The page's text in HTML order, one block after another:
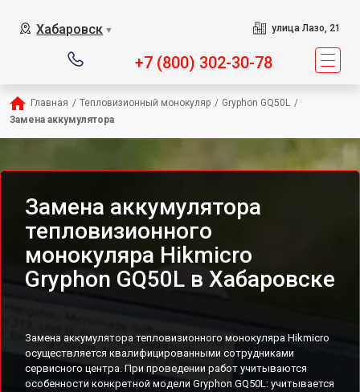
Хабаровск ▼ улица Лазо, 21
+7 (800) 302-30-78
Главная / Тепловизионный монокуляр / Gryphon GQ50L /
Замена аккумулятора
Замена аккумулятора
тепловизионного
монокуляра Hikmicro
Gryphon GQ50L в Хабаровске
Замена аккумулятора тепловизионного монокуляра Hikmicro
осуществляется квалифицированными сотрудниками
сервисного центра. При проведении работ учитываются
особенности конкретной модели Gryphon GQ50L: учитывается